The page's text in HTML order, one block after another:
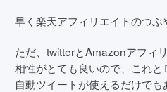
早く楽天アフィリエイトのつぶ
ただ、twitterとAmazonアフィリ
相性がとても良いので、これ
自動ツイートが使えるだけでも